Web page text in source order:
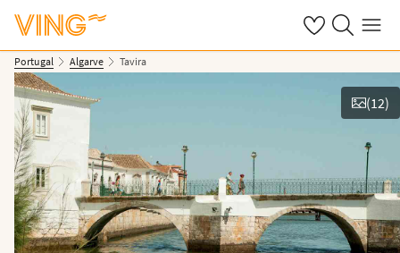
Se dinaSök på ving.se
Meny
Portugal Algarve Tavira
Se bilder
(12)